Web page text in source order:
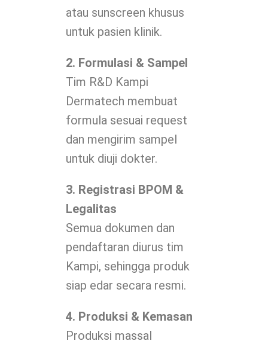
atau sunscreen khusus
untuk pasien klinik.
2. Formulasi & Sampel
Tim R&D Kampi
Dermatech membuat
formula sesuai request
dan mengirim sampel
untuk diuji dokter.
3. Registrasi BPOM &
Legalitas
Semua dokumen dan
pendaftaran diurus tim
Kampi, sehingga produk
siap edar secara resmi.
4. Produksi & Kemasan
Produksi massal